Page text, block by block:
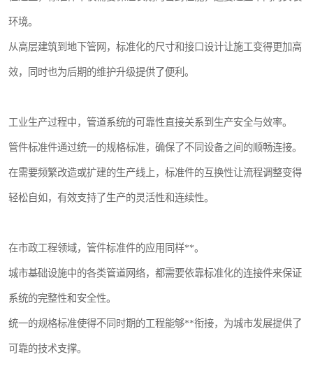
环境。
从高层建筑到地下管网，标准化的尺寸和接口设计让施工变得更加高
效，同时也为后期的维护升级提供了便利。
工业生产过程中，管道系统的可靠性直接关系到生产安全与效率。
管件标准件通过统一的规格标准，确保了不同设备之间的顺畅连接。
在需要频繁改造或扩建的生产线上，标准件的互换性让流程调整变得
轻松自如，有效支持了生产的灵活性和连续性。
在市政工程领域，管件标准件的应用同样**。
城市基础设施中的各类管道网络，都需要依靠标准化的连接件来保证
系统的完整性和安全性。
统一的规格标准使得不同时期的工程能够**衔接，为城市发展提供了
可靠的技术支撑。